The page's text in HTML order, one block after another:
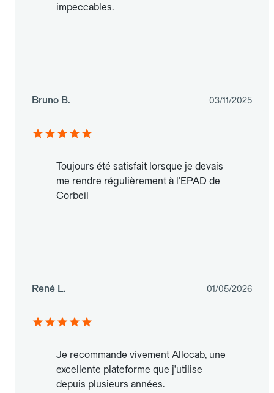
impeccables.
Bruno B. 03/11/2025
Toujours été satisfait lorsque je devais
me rendre régulièrement à l'EPAD de
Corbeil
René L. 01/05/2026
Je recommande vivement Allocab, une
excellente plateforme que j'utilise
depuis plusieurs années.